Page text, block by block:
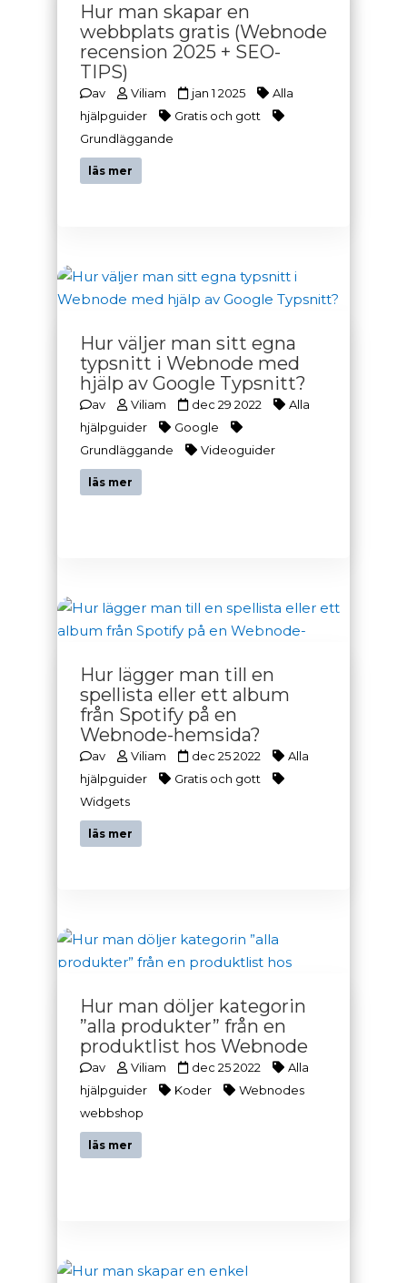
Hur man skapar en
webbplats gratis (Webnode
recension 2025 + SEO-
TIPS)
av Viliam jan 1 2025
Alla
hjälpguider
Gratis och gott
Grundläggande
läs mer
Hur väljer man sitt egna
typsnitt i Webnode med
hjälp av Google Typsnitt?
av Viliam dec 29 2022
Alla
hjälpguider
Google
Grundläggande
Videoguider
läs mer
Hur lägger man till en
spellista eller ett album
från Spotify på en
Webnode-hemsida?
av Viliam dec 25 2022
Alla
hjälpguider
Gratis och gott
Widgets
läs mer
Hur man döljer kategorin
”alla produkter” från en
produktlist hos Webnode
av Viliam dec 25 2022
Alla
hjälpguider
Koder
Webnodes
webbshop
läs mer